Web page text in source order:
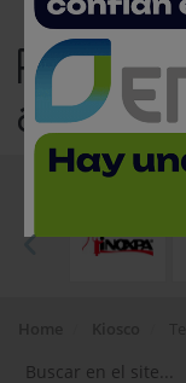
Revistas
alimentaria